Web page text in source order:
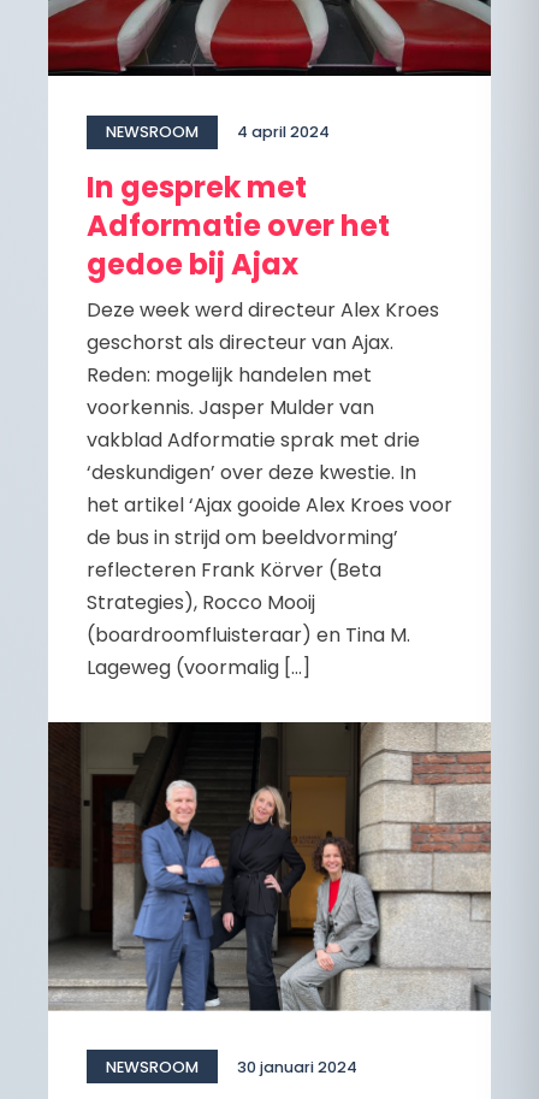
NEWSROOM 4 april 2024
In gesprek met
Adformatie over het
gedoe bij Ajax
Deze week werd directeur Alex Kroes
geschorst als directeur van Ajax.
Reden: mogelijk handelen met
voorkennis. Jasper Mulder van
vakblad Adformatie sprak met drie
‘deskundigen’ over deze kwestie. In
het artikel ‘Ajax gooide Alex Kroes voor
de bus in strijd om beeldvorming’
reflecteren Frank Körver (Beta
Strategies), Rocco Mooij
(boardroomfluisteraar) en Tina M.
Lageweg (voormalig […]
NEWSROOM 30 januari 2024